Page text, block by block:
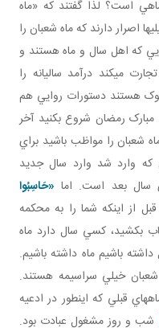
است؟ لذا گفتند که «ماه
اصرار دارند که ماه شعبان را
که اهل سال و ماه هستند و
مي کند درآمد ساليانه را
هستند دستورات روايي هم
رمضان شروع بکنيد آخر
شعبان را مواظب باشيد براي
که وارد شد وارد سال جديد
بعد است. اما «حَاسِبُوا
از اينکه شما را به محکمه
بکشيد، کسي سال دارد ماه
باشيم ماه داشته باشيم.
خيلي سراسيمه هستند.
هاي قبلي که اين طور در ادعيه
شب و روز مشغول عبادت بود.